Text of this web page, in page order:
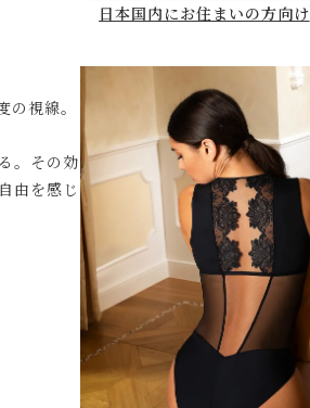
視線。
。その効
由を感じ
日本国内にお住まいの方向け